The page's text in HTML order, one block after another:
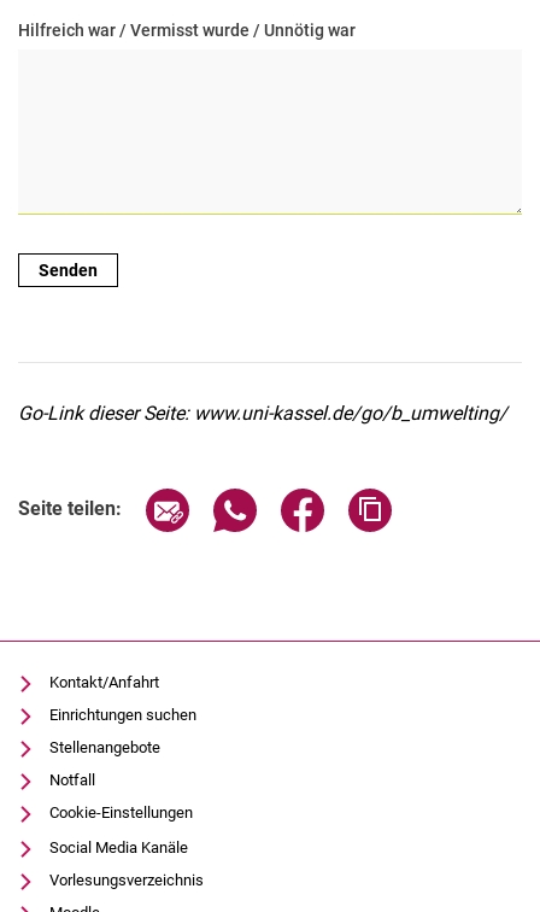
Hilfreich war / Vermisst wurde / Unnötig war
Go-Link dieser Seite: www.uni-kassel.de/go/b_umwelting/
Seite teilen: Seite über E-Mail teilen
Seite über WhatsApp teilen
Seite über Facebook
Kontakt/Anfahrt
Einrichtungen suchen
Stellenangebote
Notfall
Cookie-Einstellungen
Social Media Kanäle
Vorlesungsverzeichnis